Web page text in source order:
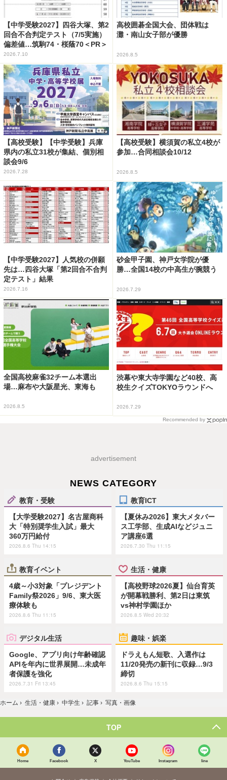
【中学受験2027】四谷大塚、第2
回合不合判定テスト（7/5実施）
偏差値…筑駒74・桜蔭70＜PR＞
2026.7.10
高校囲碁全国大会、団体戦は
灘・南山女子部が優勝
2026.8.5
【高校受験】【中学受験】兵庫
県内の私立31校が集結、個別相
談会9/6
2026.7.28
【高校受験】横須賀の私立4校が
参加…合同相談会10/12
2026.8.5
【中学受験2027】人気校の併願
先は…四谷大塚「第2回合不合判
定テスト」結果
2026.7.16
砂金甲子園、神戸女学院が優
勝…全国14校の中高生が腕競う
2026.7.29
全国高校麻雀32チーム本選出
場…麻布や大阪星光、東海も
2026.8.5
渋幕や東大寺学園など40校、高
校生クイズTOKYOラウンドへ
2026.7.29
Recommended by
advertisement
NEWS CATEGORY
教育・受験
【大学受験2027】名古屋商科
大「特別奨学生入試」最大
360万円給付
2026.8.6 Thu 14:15
教育ICT
【夏休み2026】東大メタバー
ス工学部、生成AIなどジュニ
ア講座6選
2026.7.30 Thu 11:15
教育イベント
4歳～小3対象「プレジデント
Family祭2026」9/6、東大医
療体験も
2026.8.6 Thu 11:15
生活・健康
【高校野球2026夏】仙台育英
が開幕戦勝利、第2日は東筑
vs神村学園ほか
2026.8.5 Wed 20:32
デジタル生活
Google、アプリ向け年齢確認
APIを年内に世界展開…未成年
者保護を強化
2026.7.31 Fri 13:45
趣味・娯楽
ドラえもん短歌、入選作は
11/20発売の新刊に収録…9/3
締切
2026.8.6 Thu 15:15
ホーム › 生活・健康 › 中学生 › 記事 › 写真・画像
TOP
Home Facebook X YouTube Instagram line